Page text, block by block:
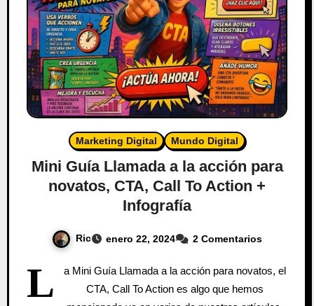
Marketing Digital Mundo Digital
Mini Guía Llamada a la acción para
novatos, CTA, Call To Action +
Infografía
Ric enero 22, 2024 2 Comentarios
L
a Mini Guía Llamada a la acción para novatos, el
CTA, Call To Action es algo que hemos